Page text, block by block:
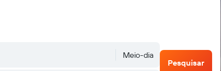
Meio-dia
Pesquisar